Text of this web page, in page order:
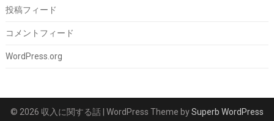
投稿フィード
コメントフィード
WordPress.org
© 2026 収入に関する話 | WordPress Theme bySuperb WordPress